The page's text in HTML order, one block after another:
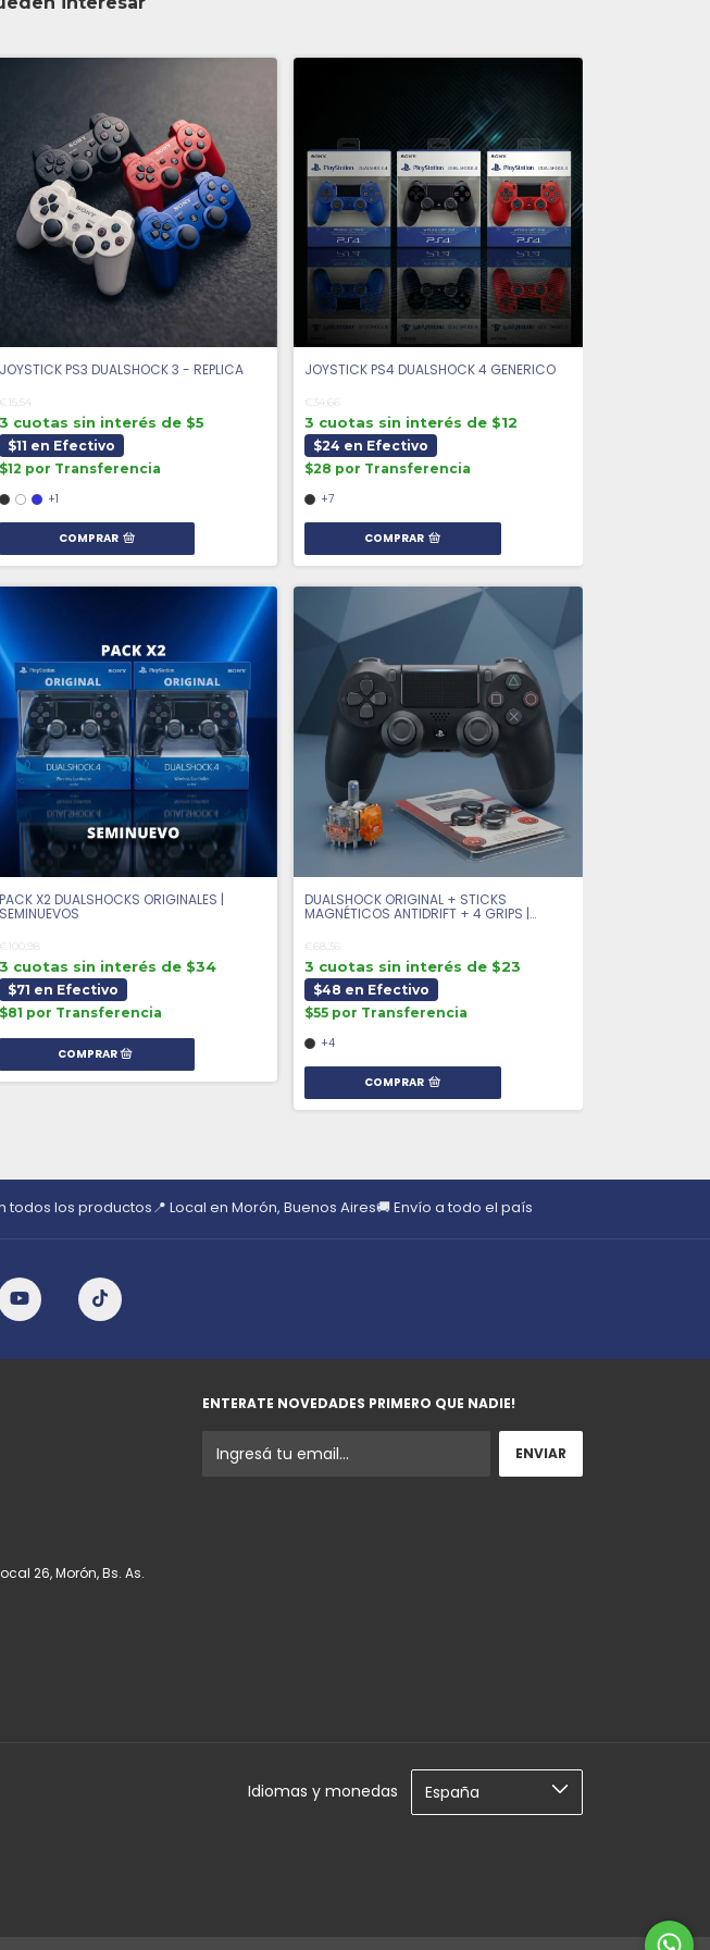
JOYSTICK PS3 DUALSHOCK 3 - REPLICA
€15,54
3 cuotas sin interés de $5
$11 en Efectivo
$12 por Transferencia
+1
COMPRAR
JOYSTICK PS4 DUALSHOCK 4 GENERICO
€34,66
3 cuotas sin interés de $12
$24 en Efectivo
$28 por Transferencia
+7
COMPRAR
PACK X2 DUALSHOCKS ORIGINALES |
SEMINUEVOS
€100,98
3 cuotas sin interés de $34
$71 en Efectivo
$81 por Transferencia
DUALSHOCK ORIGINAL + STICKS
MAGNÉTICOS ANTIDRIFT + 4 GRIPS |
€68,36
3 cuotas sin interés de $23
$48 en Efectivo
$55 por Transferencia
+4
COMPRAR
todos los productos📍 Local en Morón, Buenos Aires🚚 Envío a todo el país
26, Morón, Bs. As.
ENTERATE NOVEDADES PRIMERO QUE NADIE!
Idiomas y monedas